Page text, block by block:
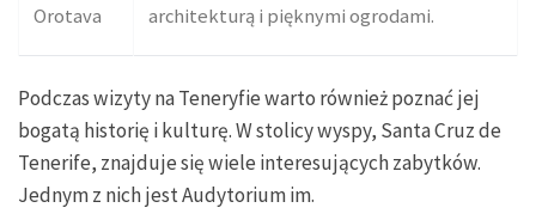
Orotava
architekturą i pięknymi ogrodami.
Podczas wizyty na Teneryfie warto również poznać jej
bogatą historię i kulturę. W stolicy wyspy, Santa Cruz de
Tenerife, znajduje się wiele interesujących zabytków.
Jednym z nich jest Audytorium im.